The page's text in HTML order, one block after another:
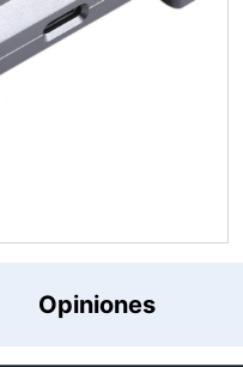
Opiniones